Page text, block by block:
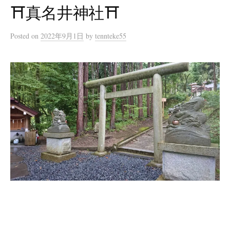
⛩真名井神社⛩
Posted on 2022年9月1日 by tennteke55